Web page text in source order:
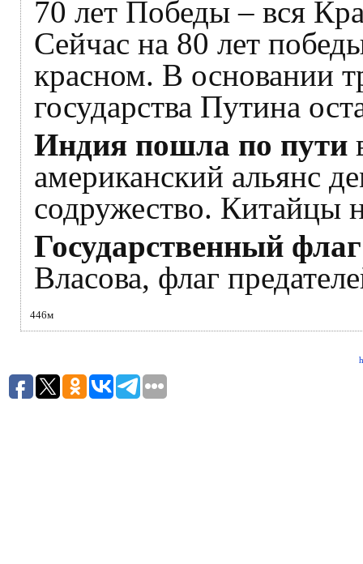
70 лет Победы – вся
Сейчас на 80 лет
красном. В основании
государства Путина
Индия пошла по пути
американский альянс
содружество. Китайцы
Государственный
Власова, флаг
446м